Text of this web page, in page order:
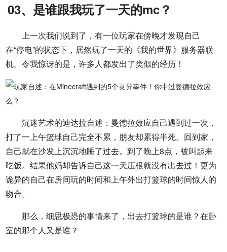
03、是谁跟我玩了一天的mc？
上一次我们说到了，有一位玩家在傍晚才发现自己
在“停电”的状态下，居然玩了一天的《我的世界》服务器联
机。令我惊讶的是，许多人都发出了类似的经历！
沉迷艺术的迪达拉自述：曼德拉效应自己遇到过一次，
打了一上午篮球自己完全不累，朋友却累得半死。回到家，
自己就在沙发上沉沉地睡了过去。到了晚上8点，被叫起来
吃饭。结果他妈却告诉自己这一天压根就没有出去过！更为
诡异的自己在房间玩的时间和上午外出打篮球的时间惊人的
吻合。
那么，细思极恐的事情来了，出去打篮球的是谁？在卧
室的那个人又是谁？